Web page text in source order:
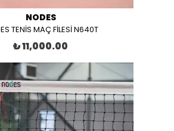
NODES
TENİS MAÇ FİLESİ N640T
₺ 11,000.00